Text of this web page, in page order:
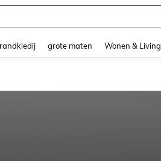
grote maten Wonen & Living